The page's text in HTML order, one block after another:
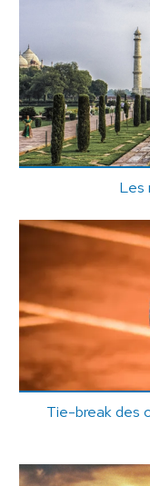
Les
Tie-break des